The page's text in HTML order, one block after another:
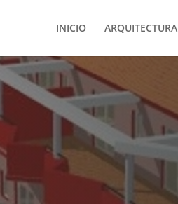
INICIO ARQUITECTURA